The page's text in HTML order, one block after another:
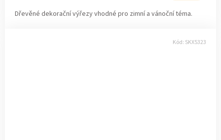
Dřevěné dekorační výřezy vhodné pro zimní a vánoční téma.
Kód: SKX5323